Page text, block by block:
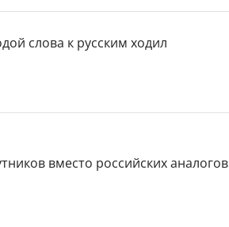
слова к русским ходил
вместо российских аналогов